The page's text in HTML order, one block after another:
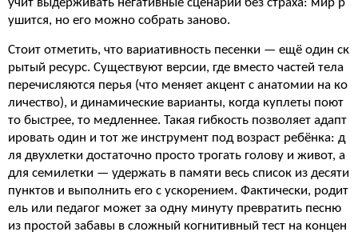
учит выдерживать негативные сценарии без страха: мир р
ушится, но его можно собрать заново.
Стоит отметить, что вариативность песенки — ещё один ск
рытый ресурс. Существуют версии, где вместо частей тела
перечисляются перья (что меняет акцент с анатомии на ко
личество), и динамические варианты, когда куплеты поют
то быстрее, то медленнее. Такая гибкость позволяет адапт
ировать один и тот же инструмент под возраст ребёнка: д
ля двухлетки достаточно просто трогать голову и живот, а
для семилетки — удержать в памяти весь список из десяти
пунктов и выполнить его с ускорением. Фактически, родит
ель или педагог может за одну минуту превратить песню
из простой забавы в сложный когнитивный тест на концен